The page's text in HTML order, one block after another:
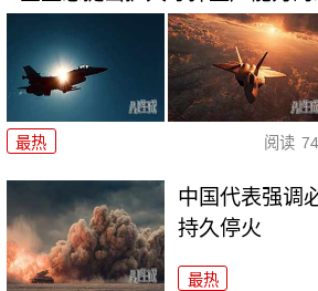
最热 阅读
中国代表强调
持久停火
最热